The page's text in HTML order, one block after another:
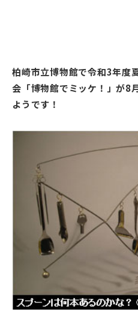
柏崎市立博物館で令和3年度
会「博物館でミッケ！」が8
ようです！